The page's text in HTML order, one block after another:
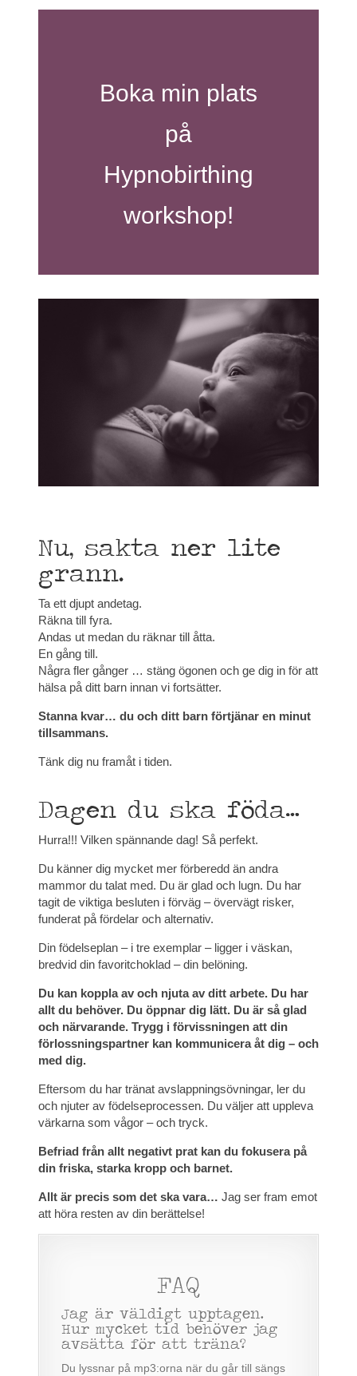
Boka min plats
på
Hypnobirthing
workshop!
Nu, sakta ner lite
grann.
Ta ett djupt andetag.
Räkna till fyra.
Andas ut medan du räknar till åtta.
En gång till.
Några fler gånger … stäng ögonen och ge dig in för att
hälsa på ditt barn innan vi fortsätter.
Stanna kvar… du och ditt barn förtjänar en minut
tillsammans.
Tänk dig nu framåt i tiden.
Dagen du ska föda…
Hurra!!! Vilken spännande dag! Så perfekt.
Du känner dig mycket mer förberedd än andra
mammor du talat med. Du är glad och lugn. Du har
tagit de viktiga besluten i förväg – övervägt risker,
funderat på fördelar och alternativ.
Din födelseplan – i tre exemplar – ligger i väskan,
bredvid din favoritchoklad – din belöning.
Du kan koppla av och njuta av ditt arbete. Du har
allt du behöver. Du öppnar dig lätt. Du är så glad
och närvarande. Trygg i förvissningen att din
förlossningspartner kan kommunicera åt dig – och
med dig.
Eftersom du har tränat avslappningsövningar, ler du
och njuter av födelseprocessen. Du väljer att uppleva
värkarna som vågor – och tryck.
Befriad från allt negativt prat kan du fokusera på
din friska, starka kropp och barnet.
Allt är precis som det ska vara… Jag ser fram emot
att höra resten av din berättelse!
FAQ
Jag är väldigt upptagen.
Hur mycket tid behöver jag
avsätta för att träna?
Du lyssnar på mp3:orna när du går till sängs